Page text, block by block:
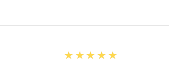
5
★★★★★